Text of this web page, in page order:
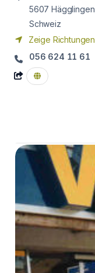
5607 Hägglingen
Schweiz
Zeige Richtungen
056 624 11 61